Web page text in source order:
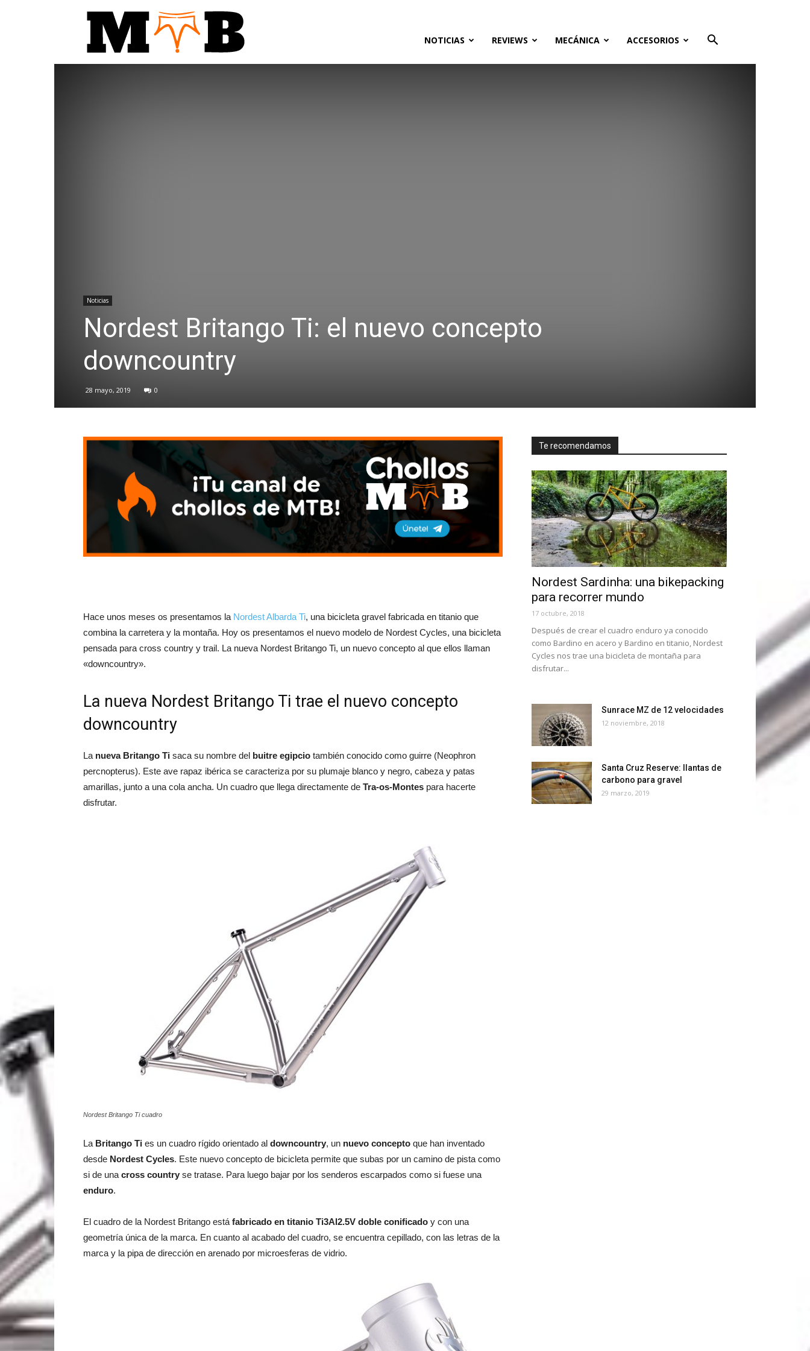
NOTICIAS REVIEWS MECÁNICA ACCESORIOS
Noticias
Nordest Britango Ti: el nuevo concepto
downcountry
28 mayo, 2019 0
Hace unos meses os presentamos la Nordest Albarda Ti, una bicicleta gravel fabricada en titanio que
combina la carretera y la montaña. Hoy os presentamos el nuevo modelo de Nordest Cycles, una bicicleta
pensada para cross country y trail. La nueva Nordest Britango Ti, un nuevo concepto al que ellos llaman
«downcountry».
La nueva Nordest Britango Ti trae el nuevo concepto
downcountry
La nueva Britango Ti saca su nombre del buitre egipcio también conocido como guirre (Neophron
percnopterus). Este ave rapaz ibérica se caracteriza por su plumaje blanco y negro, cabeza y patas
amarillas, junto a una cola ancha. Un cuadro que llega directamente de Tra-os-Montes para hacerte
disfrutar.
Nordest Britango Ti cuadro
La Britango Ti es un cuadro rígido orientado al downcountry, un nuevo concepto que han inventado
desde Nordest Cycles. Este nuevo concepto de bicicleta permite que subas por un camino de pista como
si de una cross country se tratase. Para luego bajar por los senderos escarpados como si fuese una
enduro.
El cuadro de la Nordest Britango está fabricado en titanio Ti3Al2.5V doble conificado y con una
geometría única de la marca. En cuanto al acabado del cuadro, se encuentra cepillado, con las letras de la
marca y la pipa de dirección en arenado por microesferas de vidrio.
Te recomendamos
Nordest Sardinha: una bikepacking
para recorrer mundo
17 octubre, 2018
Después de crear el cuadro enduro ya conocido
como Bardino en acero y Bardino en titanio, Nordest
Cycles nos trae una bicicleta de montaña para
disfrutar...
Sunrace MZ de 12 velocidades
12 noviembre, 2018
Santa Cruz Reserve: llantas de
carbono para gravel
29 marzo, 2019